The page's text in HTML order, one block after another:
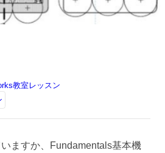
教室レッスン
ますか、Fundamentals基本機